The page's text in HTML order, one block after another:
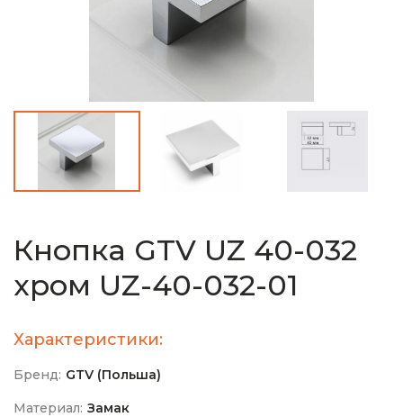
Кнопка GTV UZ 40-032
хром UZ-40-032-01
Характеристики:
Бренд: GTV (Польша)
Материал: Замак